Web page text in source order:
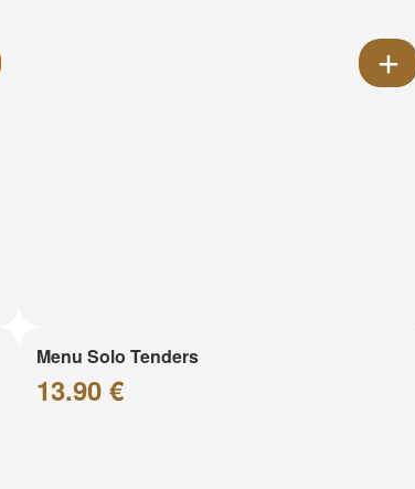
Menu Solo Tenders
13.90 €